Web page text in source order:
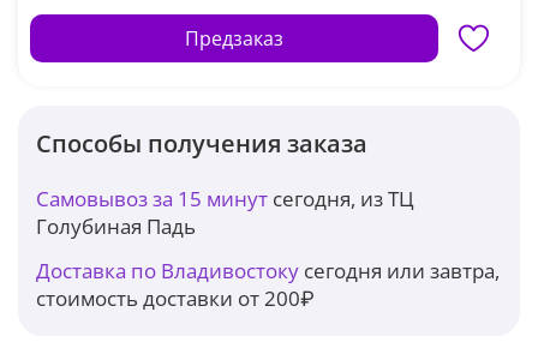
Предзаказ
Способы получения заказа
Самовывоз за 15 минут сегодня, из ТЦ
Голубиная Падь
Доставка по Владивостоку сегодня или завтра,
стоимость доставки от 200₽